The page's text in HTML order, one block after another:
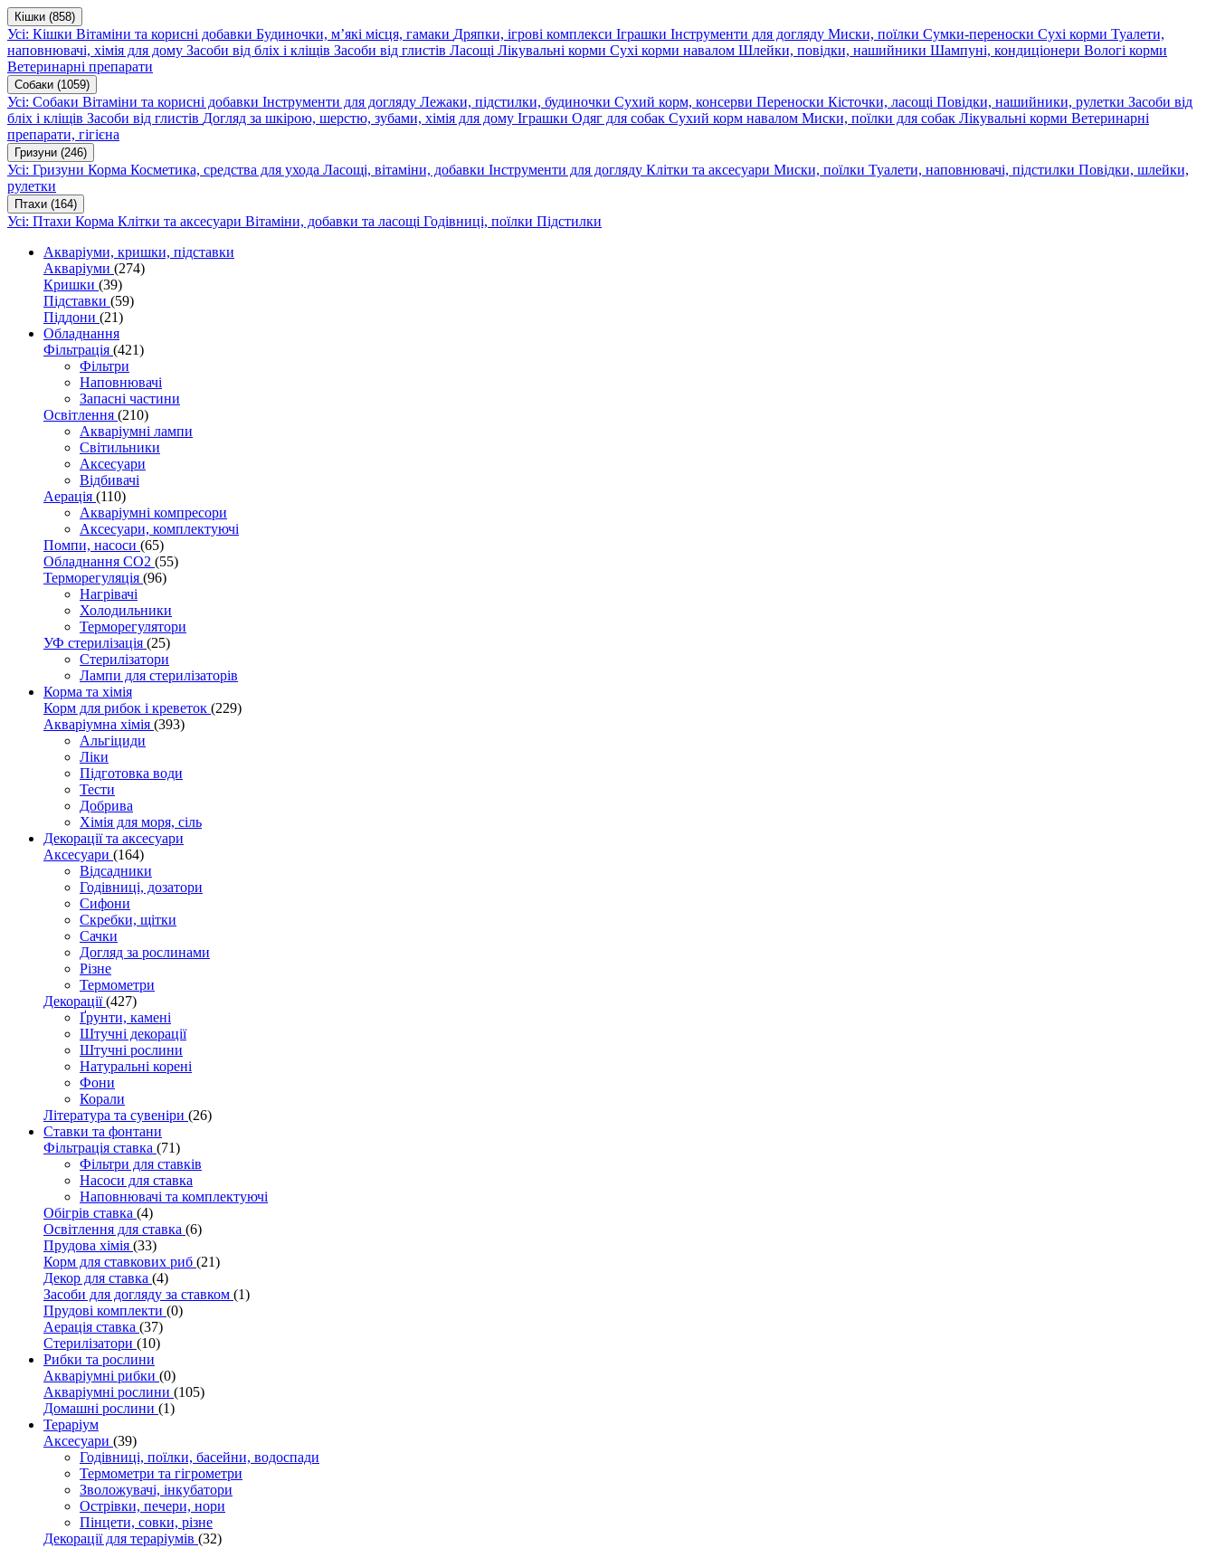
Кішки (858)
Усі: Кішки Вітаміни та корисні добавки Будиночки, м’які місця, гамаки Дряпки, ігрові комплекси Іграшки Інструменти для догляду Миски, поїлки Сумки-переноски Сухі корми Туалети,
наповнювачі, хімія для дому Засоби від бліх і кліщів Засоби від глистів Ласощі Лікувальні корми Сухі корми навалом Шлейки, повідки, нашийники Шампуні, кондиціонери Вологі корми
Ветеринарні препарати
Собаки (1059)
Усі: Собаки Вітаміни та корисні добавки Інструменти для догляду Лежаки, підстилки, будиночки Сухий корм, консерви Переноски Кісточки, ласощі Повідки, нашийники, рулетки Засоби від
бліх і кліщів Засоби від глистів Догляд за шкірою, шерстю, зубами, хімія для дому Іграшки Одяг для собак Сухий корм навалом Миски, поїлки для собак Лікувальні корми Ветеринарні
препарати, гігієна
Гризуни (246)
Усі: Гризуни Корма Косметика, средства для ухода Ласощі, вітаміни, добавки Інструменти для догляду Клітки та аксесуари Миски, поїлки Туалети, наповнювачі, підстилки Повідки, шлейки,
рулетки
Птахи (164)
Усі: Птахи Корма Клітки та аксесуари Вітаміни, добавки та ласощі Годівниці, поїлки Підстилки
Акваріуми, кришки, підставки
Акваріуми (274)
Кришки (39)
Підставки (59)
Піддони (21)
Обладнання
Фільтрація (421)
Фільтри
Наповнювачі
Запасні частини
Освітлення (210)
Акваріумні лампи
Світильники
Аксесуари
Відбивачі
Аерація (110)
Акваріумні компресори
Аксесуари, комплектуючі
Помпи, насоси (65)
Обладнання CO2 (55)
Терморегуляція (96)
Нагрівачі
Холодильники
Терморегулятори
УФ стерилізація (25)
Стерилізатори
Лампи для стерилізаторів
Корма та хімія
Корм для рибок і креветок (229)
Акваріумна хімія (393)
Альгіциди
Ліки
Підготовка води
Тести
Добрива
Хімія для моря, сіль
Декорації та аксесуари
Аксесуари (164)
Відсадники
Годівниці, дозатори
Сифони
Скребки, щітки
Сачки
Догляд за рослинами
Різне
Термометри
Декорації(427)
Ґрунти, камені
Штучні декорації
Штучні рослини
Натуральні корені
Фони
Корали
Література та сувеніри (26)
Ставки та фонтани
Фільтрація ставка (71)
Фільтри для ставків
Насоси для ставка
Наповнювачі та комплектуючі
Обігрів ставка (4)
Освітлення для ставка (6)
Прудова хімія (33)
Корм для ставкових риб (21)
Декор для ставка (4)
Засоби для догляду за ставком (1)
Прудові комплекти (0)
Аерація ставка (37)
Стерилізатори (10)
Рибки та рослини
Акваріумні рибки (0)
Акваріумні рослини (105)
Домашні рослини (1)
Тераріум
Аксесуари (39)
Годівниці, поїлки, басейни, водоспади
Термометри та гігрометри
Зволожувачі, інкубатори
Острівки, печери, нори
Пінцети, совки, різне
Декорації для тераріумів (32)